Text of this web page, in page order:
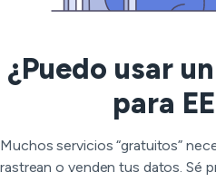
¿Puedo usar
para
Muchos servicios “gratuitos”
rastrean o venden tus datos. Sé